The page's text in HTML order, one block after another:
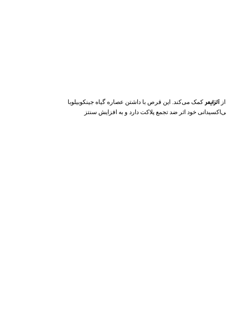
آلزایمر کمک می‌کند. این قرص با داشتن عصاره گیاه جینکوبیلوبا
خود اثر ضد تجمع پلاکت دارد و به افزایش سنتز